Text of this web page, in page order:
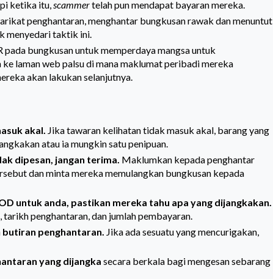
ketika itu,scammertelah pun mendapat bayaran mereka.
penghantaran, menghantar bungkusan rawak dan menuntut
menyedari taktik ini.
bungkusan untuk memperdaya mangsa untuk
laman web palsu di mana maklumat peribadi mereka
akan lakukan selanjutnya.
akal. Jika tawaran kelihatan tidak masuk akal, barang yang
atau ia mungkin satu penipuan.
dipesan, jangan terima. Maklumkan kepada penghantar
dan minta mereka memulangkan bungkusan kepada
untuk anda, pastikan mereka tahu apa yang dijangkakan.
penghantaran, dan jumlah pembayaran.
butiran penghantaran. Jika ada sesuatu yang mencurigakan,
yang dijangka secara berkala bagi mengesan sebarang